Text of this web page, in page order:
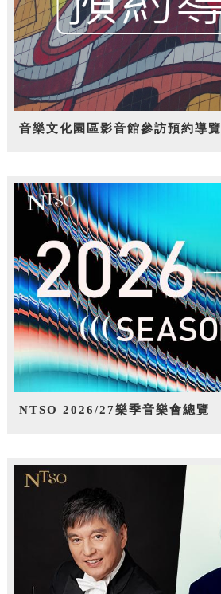
音樂文化園區影音館參訪預約導覽
NTSO 2026/27樂季音樂會總覽